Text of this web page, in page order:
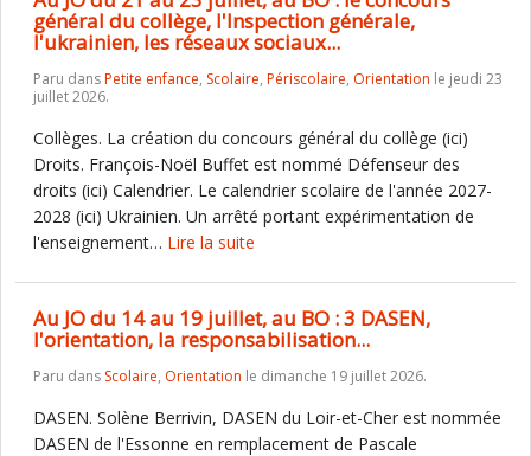
général du collège, l'Inspection générale,
l'ukrainien, les réseaux sociaux...
Paru dansPetite enfance, Scolaire, Périscolaire, Orientation le jeudi 23
juillet 2026.
Collèges. La création du concours général du collège (ici)
Droits. François-Noël Buffet est nommé Défenseur des
droits (ici) Calendrier. Le calendrier scolaire de l'année 2027-
2028 (ici) Ukrainien. Un arrêté portant expérimentation de
l'enseignement… Lire la suite
Au JO du 14 au 19 juillet, au BO : 3 DASEN,
l'orientation, la responsabilisation...
Paru dans Scolaire, Orientation le dimanche 19 juillet 2026.
DASEN. Solène Berrivin, DASEN du Loir-et-Cher est nommée
DASEN de l'Essonne en remplacement de Pascale